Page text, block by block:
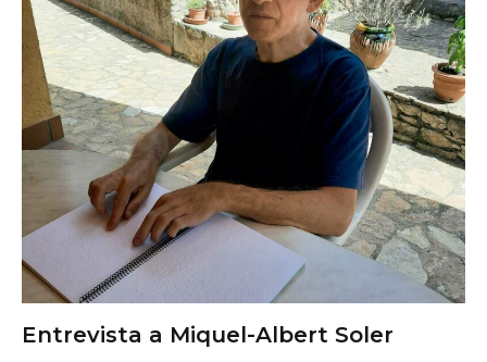
Entrevista a Miquel-Albert Soler